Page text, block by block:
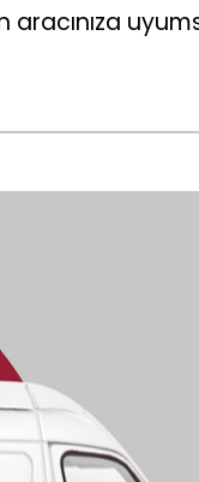
aracınıza